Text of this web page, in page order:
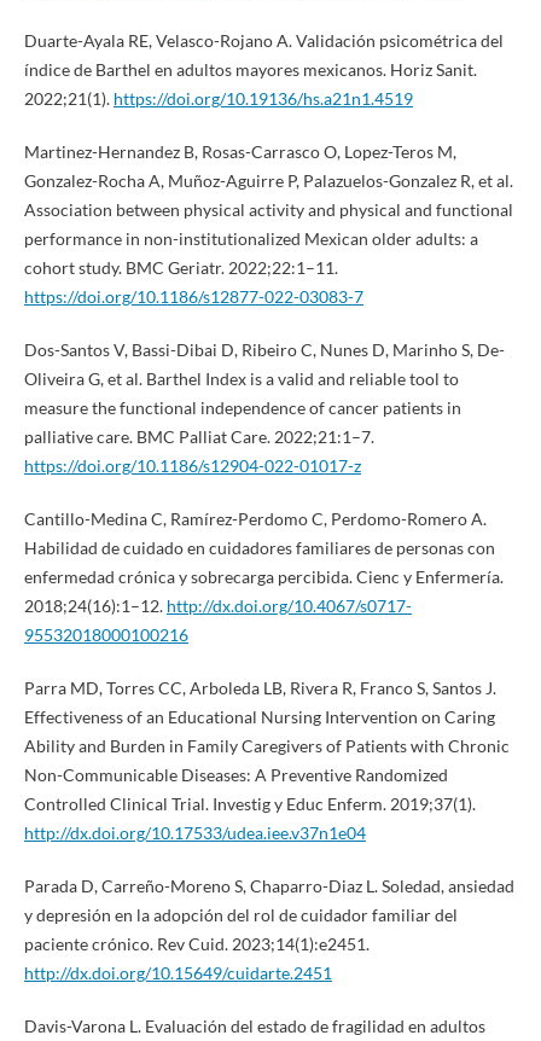
Duarte-Ayala RE, Velasco-Rojano A. Validación psicométrica del
índice de Barthel en adultos mayores mexicanos. Horiz Sanit.
2022;21(1). https://doi.org/10.19136/hs.a21n1.4519
Martinez-Hernandez B, Rosas-Carrasco O, Lopez-Teros M,
Gonzalez-Rocha A, Muñoz-Aguirre P, Palazuelos-Gonzalez R, et al.
Association between physical activity and physical and functional
performance in non-institutionalized Mexican older adults: a
cohort study. BMC Geriatr. 2022;22:1–11.
https://doi.org/10.1186/s12877-022-03083-7
Dos-Santos V, Bassi-Dibai D, Ribeiro C, Nunes D, Marinho S, De-
Oliveira G, et al. Barthel Index is a valid and reliable tool to
measure the functional independence of cancer patients in
palliative care. BMC Palliat Care. 2022;21:1–7.
https://doi.org/10.1186/s12904-022-01017-z
Cantillo-Medina C, Ramírez-Perdomo C, Perdomo-Romero A.
Habilidad de cuidado en cuidadores familiares de personas con
enfermedad crónica y sobrecarga percibida. Cienc y Enfermería.
2018;24(16):1–12. http://dx.doi.org/10.4067/s0717-
95532018000100216
Parra MD, Torres CC, Arboleda LB, Rivera R, Franco S, Santos J.
Effectiveness of an Educational Nursing Intervention on Caring
Ability and Burden in Family Caregivers of Patients with Chronic
Non-Communicable Diseases: A Preventive Randomized
Controlled Clinical Trial. Investig y Educ Enferm. 2019;37(1).
http://dx.doi.org/10.17533/udea.iee.v37n1e04
Parada D, Carreño-Moreno S, Chaparro-Diaz L. Soledad, ansiedad
y depresión en la adopción del rol de cuidador familiar del
paciente crónico. Rev Cuid. 2023;14(1):e2451.
http://dx.doi.org/10.15649/cuidarte.2451
Davis-Varona L. Evaluación del estado de fragilidad en adultos